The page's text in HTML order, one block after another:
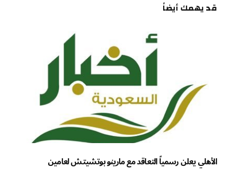
قد يهمك أيضاً
الأهلي يعلن رسمياً التعاقد مع مارينو بوتشيتش لعامين